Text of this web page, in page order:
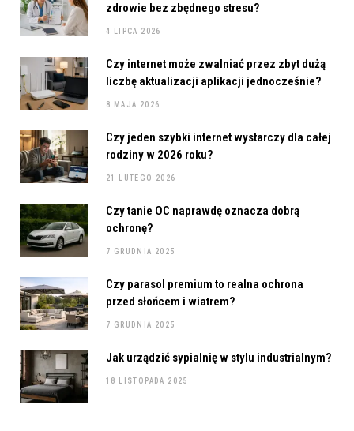
zdrowie bez zbędnego stresu?
4 LIPCA 2026
Czy internet może zwalniać przez zbyt dużą
liczbę aktualizacji aplikacji jednocześnie?
8 MAJA 2026
Czy jeden szybki internet wystarczy dla całej
rodziny w 2026 roku?
21 LUTEGO 2026
Czy tanie OC naprawdę oznacza dobrą
ochronę?
7 GRUDNIA 2025
Czy parasol premium to realna ochrona
przed słońcem i wiatrem?
7 GRUDNIA 2025
Jak urządzić sypialnię w stylu industrialnym?
18 LISTOPADA 2025